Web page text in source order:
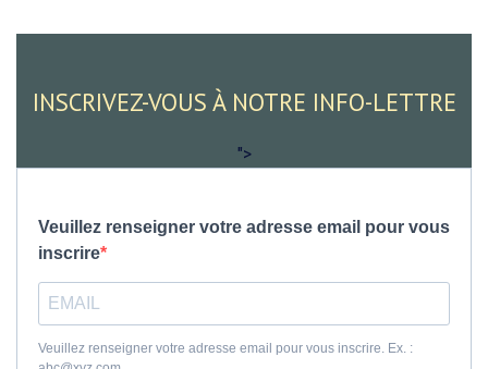
INSCRIVEZ-VOUS À NOTRE INFO-LETTRE
">
Veuillez renseigner votre adresse email pour vous
inscrire
Veuillez renseigner votre adresse email pour vous inscrire. Ex. :